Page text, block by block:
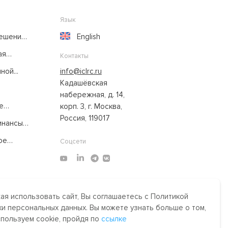
Язык
English
Контакты
info@iclrc.ru
Кадашёвская
набережная, д. 14,
корп. 3, г. Москва,
Россия, 119017
Соцсети
Made by Uprising
2021
использовать сайт, Вы соглашаетесь с Политикой
персональных данных. Вы можете узнать больше о том,
cookie, пройдя по ссылке